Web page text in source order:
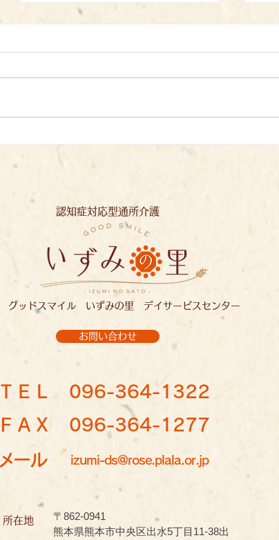
心を込めて、一文字一文字：
夏
認知症対応型通所介護
グッドスマイル いずみの里 デイサービスセンター
お問い合わせ
ＴＥＬ 096-364-1322
ＦＡＸ 096-364-1277
メール
izumi-ds@rose.plala.or.jp
所在地
〒862-0941
熊本県熊本市中央区出水5丁目11-38出